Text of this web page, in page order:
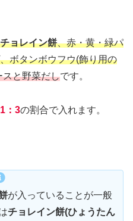
チョレイン餅、赤・黄・緑パ
ボタンボウフウ(飾り用の
スと野菜だしです。
1：3の割合で入れます。
が入っていることが一般
チョレイン餅(ひょうたん